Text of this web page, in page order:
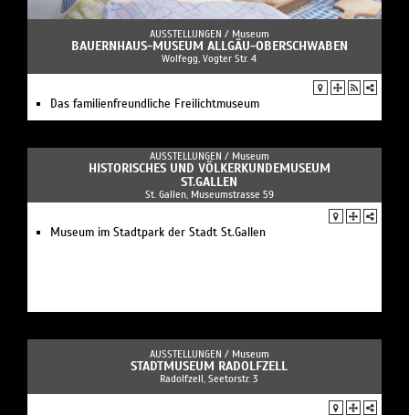
AUSSTELLUNGEN / Museum
BAUERNHAUS-MUSEUM ALLGÄU-OBERSCHWABEN
Wolfegg, Vogter Str. 4
Das familienfreundliche Freilichtmuseum
AUSSTELLUNGEN / Museum
HISTORISCHES UND VÖLKERKUNDEMUSEUM
ST.GALLEN
St. Gallen, Museumstrasse 59
Museum im Stadtpark der Stadt St.Gallen
AUSSTELLUNGEN / Museum
STADTMUSEUM RADOLFZELL
Radolfzell, Seetorstr. 3